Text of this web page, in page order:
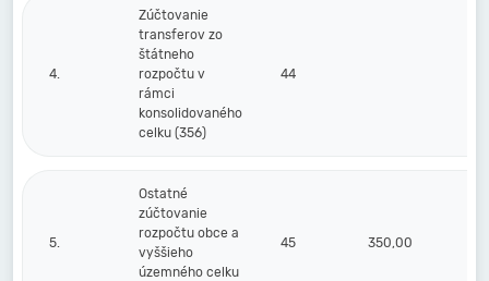
4.
Zúčtovanie
transferov zo
štátneho
rozpočtu v
rámci
konsolidovaného
celku (356)
44
5.
Ostatné
zúčtovanie
rozpočtu obce a
vyššieho
územného celku
45 350,00